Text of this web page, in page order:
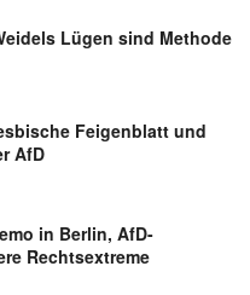
Lügen sind Methode
Feigenblatt und
AfD
in Berlin, AfD-
Rechtsextreme